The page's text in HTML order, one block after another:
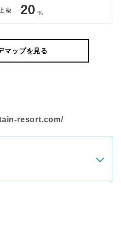
級 20 %
マップを見る
resort.com/